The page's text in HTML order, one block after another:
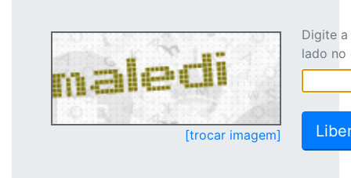
[trocar imagem]
Digite
lado no